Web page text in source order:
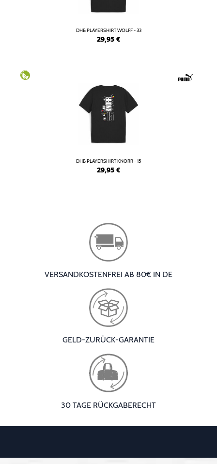
DHB PLAYERSHIRT WOLFF - 33
29,95 €
DHB PLAYERSHIRT KNORR - 15
29,95 €
VERSANDKOSTENFREI AB 80€ IN DE
GELD-ZURÜCK-GARANTIE
30 TAGE RÜCKGABERECHT